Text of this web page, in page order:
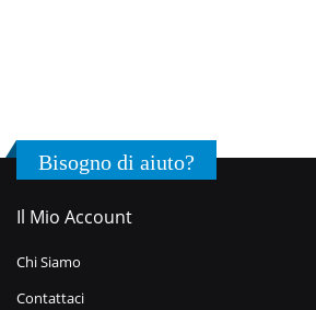
Bisogno di aiuto?
Il Mio Account
Chi Siamo
Contattaci